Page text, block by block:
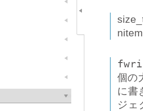
個の
に書
ジェ